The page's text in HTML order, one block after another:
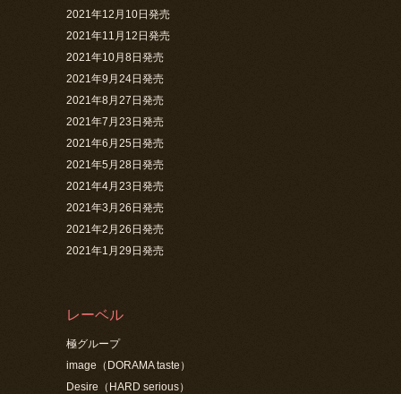
2021年12月10日発売
2021年11月12日発売
2021年10月8日発売
2021年9月24日発売
2021年8月27日発売
2021年7月23日発売
2021年6月25日発売
2021年5月28日発売
2021年4月23日発売
2021年3月26日発売
2021年2月26日発売
2021年1月29日発売
レーベル
極グループ
image（DORAMA taste）
Desire（HARD serious）